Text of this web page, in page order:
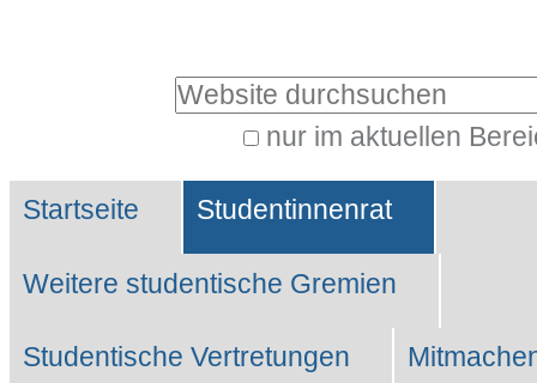
Website durchsuchen
nur im aktuellen
Suche…
Sektionen
Startseite Studentinnenrat
Weitere studentische Gremien
Studentische Vertretungen